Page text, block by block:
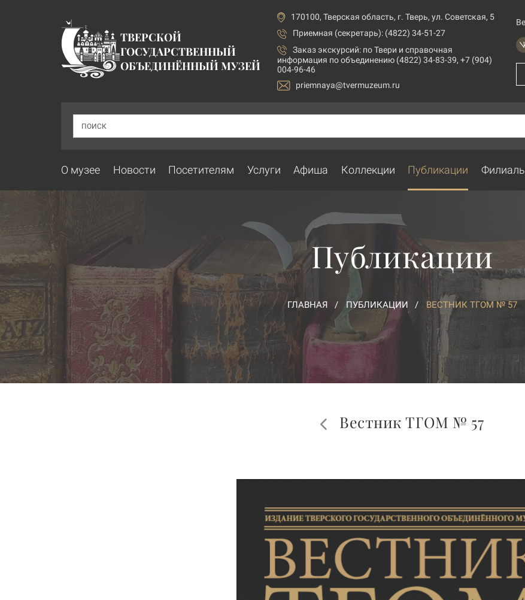
ТВЕРСКОЙ
ГОСУДАРСТВЕННЫЙ
ОБЪЕДИНЁННЫЙ МУЗЕЙ
170100, Тверская область, г. Тверь, ул. Советская, 5
Приемная (секретарь): (4822) 34-51-27
Заказ экскурсий: по Твери и справочная
информация по объединению (4822) 34-83-39, +7 (904)
004-96-46
priemnaya@tvermuzeum.ru
ПОИСК
О музее Новости Посетителям Услуги Афиша Коллекции Публикации
Публикации
ГЛАВНАЯ ПУБЛИКАЦИИ ВЕСТНИК ТГОМ № 57
Вестник ТГОМ № 57